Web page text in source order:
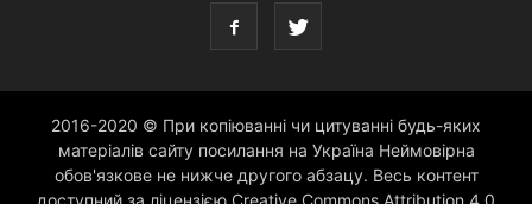
2016-2020 © При копіюванні чи цитуванні будь-яких
матеріалів сайту посилання на Україна Неймовірна
обов'язкове не нижче другого абзацу. Весь контент